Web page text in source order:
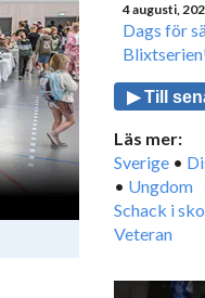
4 augusti,
Dags för
▶ Till
Läs mer:
Sverige •
• Ungdom
Schack i
Veteran